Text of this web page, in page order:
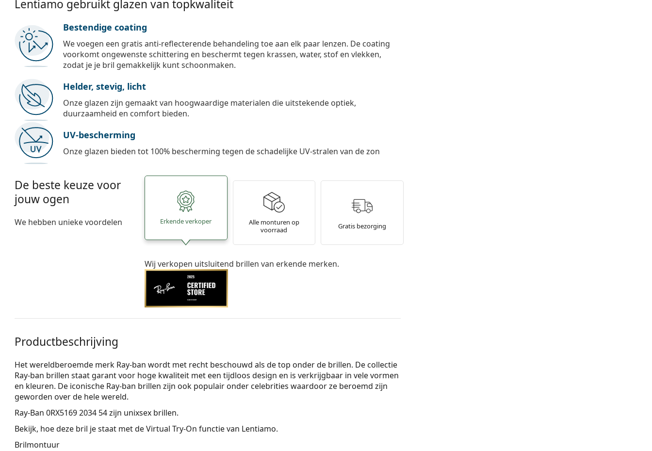
Lentiamo gebruikt glazen van topkwaliteit
Bestendige coating
We voegen een gratis anti-reflecterende behandeling toe aan elk paar lenzen. De coating
voorkomt ongewenste schittering en beschermt tegen krassen, water, stof en vlekken,
zodat je je bril gemakkelijk kunt schoonmaken.
Helder, stevig, licht
Onze glazen zijn gemaakt van hoogwaardige materialen die uitstekende optiek,
duurzaamheid en comfort bieden.
UV-bescherming
Onze glazen bieden tot 100% bescherming tegen de schadelijke UV-stralen van de zon
De beste keuze voor
jouw ogen
We hebben unieke voordelen Erkende verkoper
Alle monturen op
voorraad
Gratis bezorging
Wij verkopen uitsluitend brillen van erkende merken.
Productbeschrijving
Het wereldberoemde merk Ray-ban wordt met recht beschouwd als de top onder de brillen. De collectie
Ray-ban brillen staat garant voor hoge kwaliteit met een tijdloos design en is verkrijgbaar in vele vormen
en kleuren. De iconische Ray-ban brillen zijn ook populair onder celebrities waardoor ze beroemd zijn
geworden over de hele wereld.
Ray-Ban 0RX5169 2034 54zijn unixsex brillen.
Bekijk, hoe deze bril je staat met de Virtual Try-On functie van Lentiamo.
Brilmontuur